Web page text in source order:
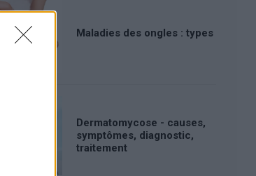
Maladies des ongles : types
Dermatomycose - causes,
symptômes, diagnostic,
traitement